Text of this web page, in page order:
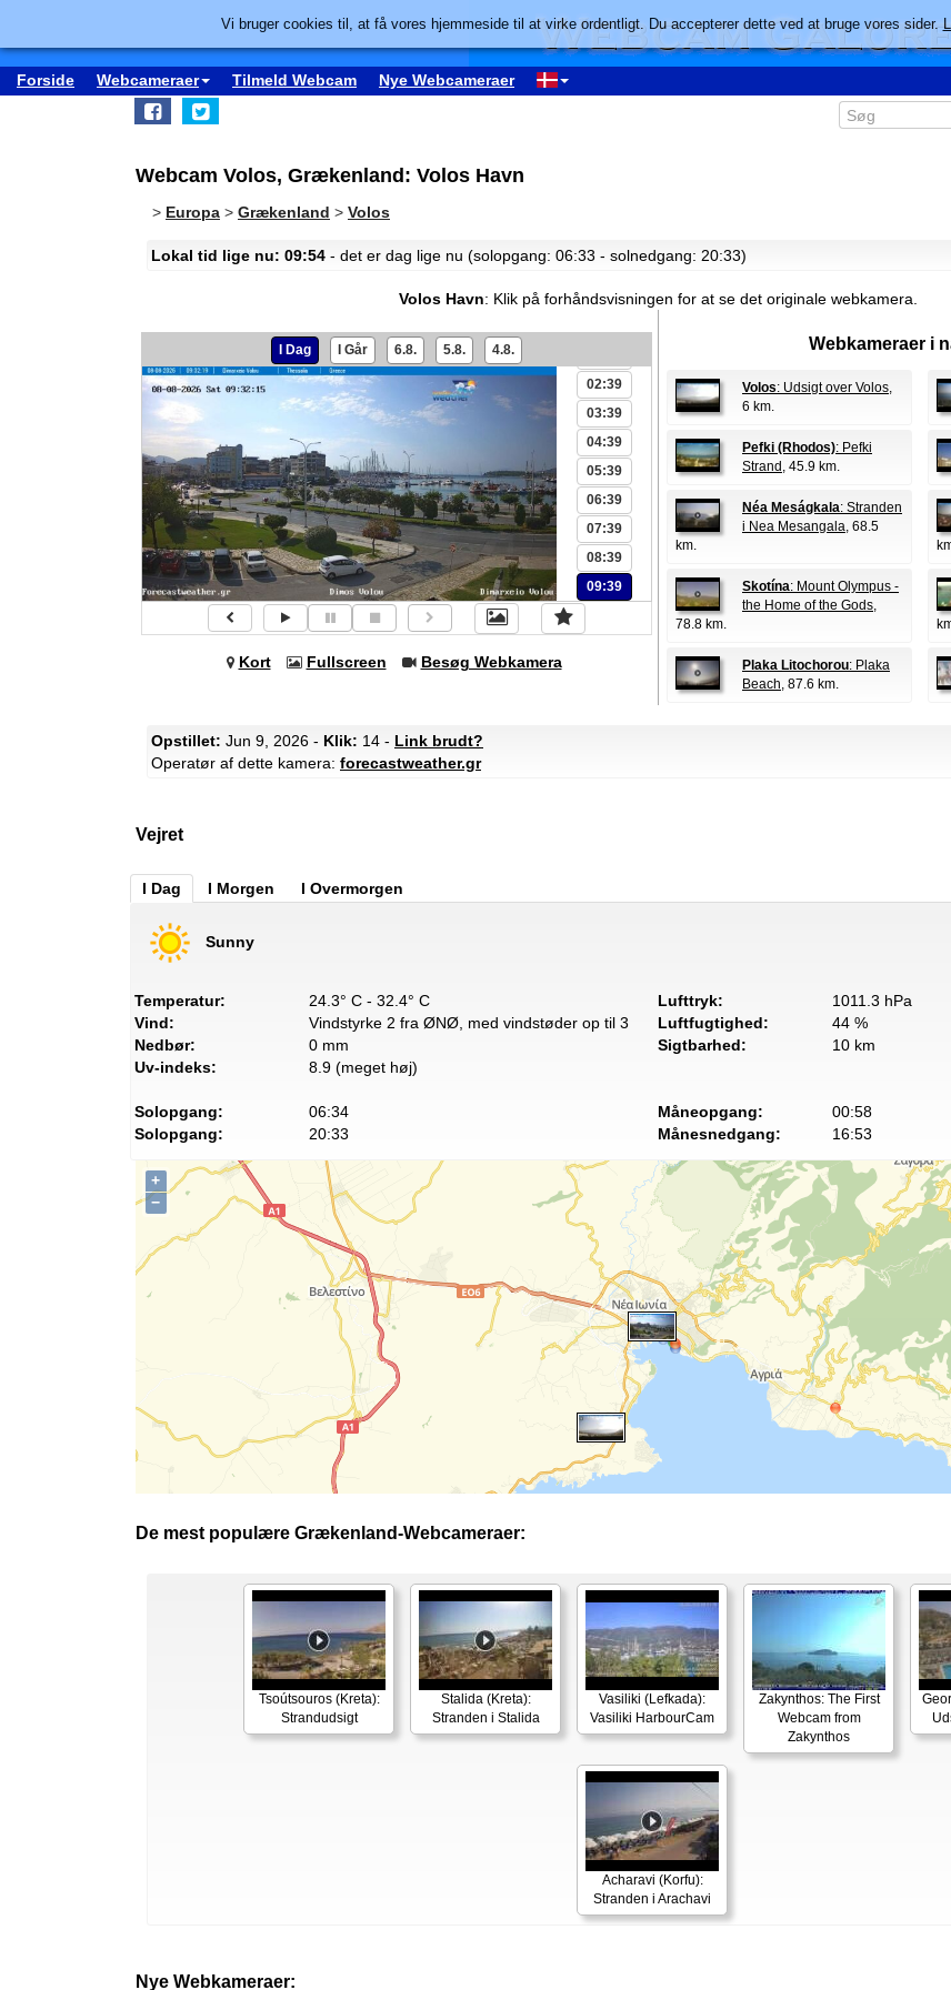
Forside Webcameraer Tilmeld Webcam Nye Webcameraer
Webcam Volos, Grækenland: Volos Havn
> Europa > Grækenland > Volos
Lokal tid lige nu: 09:54 - det er dag lige nu (solopgang: 06:33 - solnedgang: 20:33)
Volos Havn: Klik på forhåndsvisningen for at se det originale webkamera.
I Dag I Går 6.8. 5.8. 4.8.
02:39
03:39
04:39
05:39
06:39
07:39
08:39
09:39
Kort Fullscreen Besøg Webkamera
Webkameraer i
Volos: Udsigt over Volos,
6 km.
Pefki (Rhodos): Pefki
Strand , 45.9 km.
Néa Meságkala: Stranden
i Nea Mesangala, 68.5
km.
Skotína: Mount Olympus -
the Home of the Gods,
78.8 km.
Plaka Litochorou: Plaka
Beach, 87.6 km.
Opstillet: Jun 9, 2026 - Klik: 14 - Link brudt?
Operatør af dette kamera: forecastweather.gr
Vejret
I Dag I Morgen I Overmorgen
Sunny
Temperatur:
24.3° C - 32.4° C
Vind:
Vindstyrke 2 fra ØNØ, med vindstøder op til 3
Nedbør:
0 mm
Uv-indeks:
8.9 (meget høj)
Lufttryk:
1011.3 hPa
Luftfugtighed:
44 %
Sigtbarhed:
10 km
Solopgang:
06:34
Solopgang:
20:33
Måneopgang:
00:58
Månesnedgang:
16:53
+
−
De mest populære Grækenland-Webcameraer:
Tsoútsouros (Kreta):
Strandudsigt
Stalida (Kreta):
Stranden i Stalida
Vasiliki (Lefkada):
Vasiliki HarbourCam
Zakynthos: The First
Webcam from
Zakynthos
Acharavi (Korfu):
Stranden i Arachavi
Nye Webkameraer:
Vi bruger cookies til, at få vores hjemmeside til at virke ordentligt. Du accepterer dette ved at bruge vores sider.